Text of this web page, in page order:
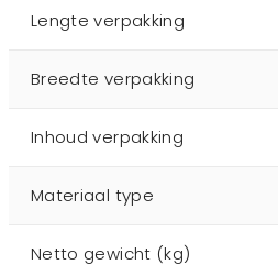
Lengte verpakking
Breedte verpakking
Inhoud verpakking
Materiaal type
Netto gewicht (kg)